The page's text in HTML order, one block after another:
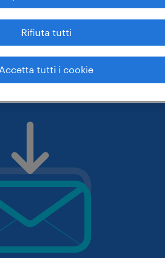
siano corrette. prova
a cambiarle.
Rifiuta tutti
Accetta tutti i cookie